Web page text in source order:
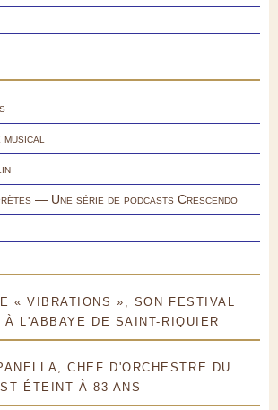
— Une série de podcasts Crescendo
« VIBRATIONS », SON FESTIVAL
À L'ABBAYE DE SAINT-RIQUIER
CHEF D'ORCHESTRE DU
ÉTEINT À 83 ANS